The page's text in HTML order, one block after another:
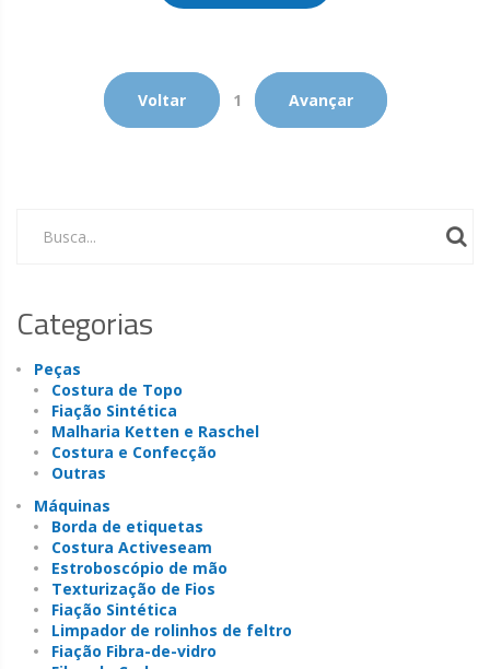
Voltar 1 Avançar
Busca...
Categorias
Peças
Costura de Topo
Fiação Sintética
Malharia Ketten e Raschel
Costura e Confecção
Outras
Máquinas
Borda de etiquetas
Costura Activeseam
Estroboscópio de mão
Texturização de Fios
Fiação Sintética
Limpador de rolinhos de feltro
Fiação Fibra-de-vidro